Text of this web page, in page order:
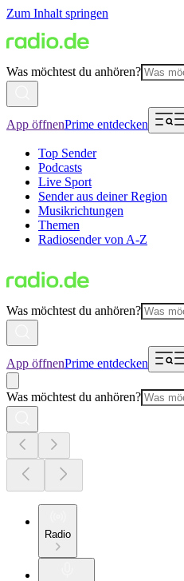
Zum Inhalt springen
Was möchtest du anhören?
App öffnenPrime entdecken
Top Sender
Podcasts
Live Sport
Sender aus deiner Region
Musikrichtungen
Themen
Radiosender von A-Z
Was möchtest du anhören?
App öffnenPrime entdecken
Was möchtest du anhören?
Radio